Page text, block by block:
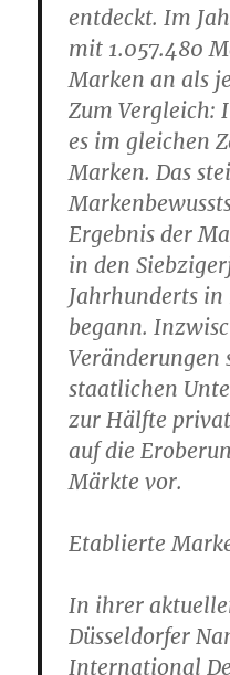
entdeckt. Im
mit 1.057.480
Marken an als
Zum Vergleich:
es im gleichen
Marken. Das
Ergebnis der
in den
Jahrhunderts
begann.
Veränderungen
staatlichen
zur Hälfte
auf die
Märkte vor.
Etablierte
In ihrer
Düsseldorfer
International